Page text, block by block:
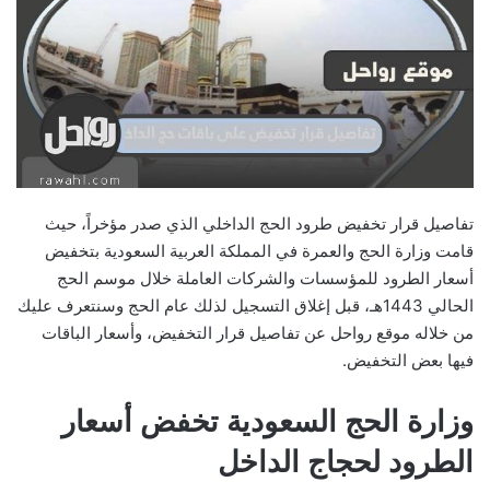
تفاصيل قرار تخفيض طرود الحج الداخلي الذي صدر مؤخراً، حيث
قامت وزارة الحج والعمرة في المملكة العربية السعودية بتخفيض
أسعار الطرود للمؤسسات والشركات العاملة خلال موسم الحج
الحالي 1443هـ، قبل إغلاق التسجيل لذلك عام الحج وسنتعرف عليك
من خلاله موقع رواحل عن تفاصيل قرار التخفيض، وأسعار الباقات
فيها بعض التخفيض.
وزارة الحج السعودية تخفض أسعار
الطرود لحجاج الداخل